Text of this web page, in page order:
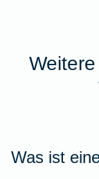
Was ist